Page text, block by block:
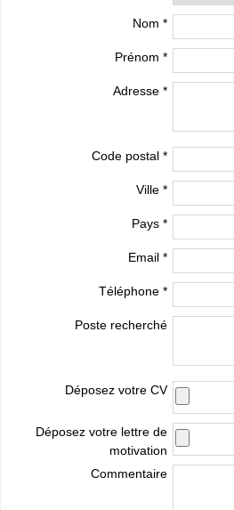
Nom *
Prénom *
Adresse *
Code postal *
Ville *
Pays *
Email *
Téléphone *
Poste recherché
Déposez votre CV
Déposez votre lettre de
motivation
Commentaire